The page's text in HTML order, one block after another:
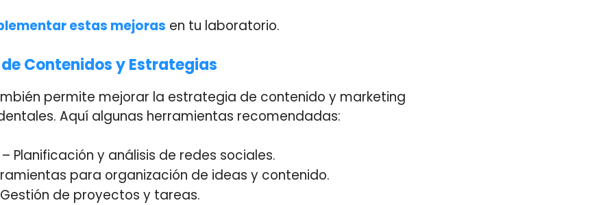
estas mejoras en tu laboratorio.
Contenidos y Estrategias
permite mejorar la estrategia de contenido y marketing
Aquí algunas herramientas recomendadas:
– Planificación y análisis de redes sociales.
para organización de ideas y contenido.
de proyectos y tareas.